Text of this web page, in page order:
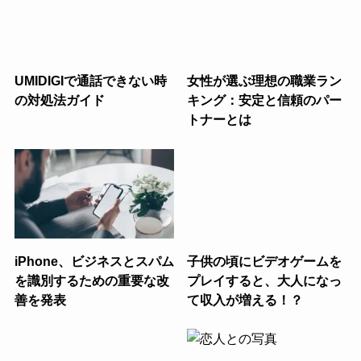
UMIDIGIで通話できない時
の対処法ガイド
女性が選ぶ理想の職業ラン
キング：安定と信頼のパー
トナーとは
iPhone、ビジネスとスパム
を識別するための重要な改
善を発表
子供の頃にビデオゲームを
プレイすると、大人になっ
て収入が増える！？